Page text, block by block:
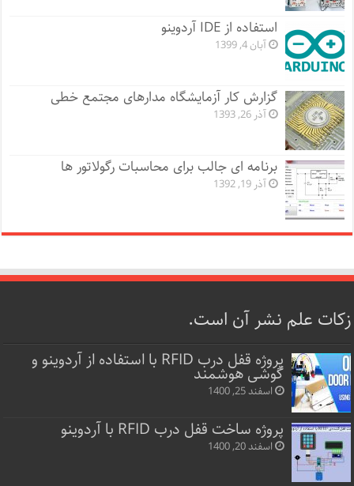
استفاده از IDE آردوینو
آبان 4, 1399
گزارش کار آزمایشگاه مدارهای مجتمع خطی
آذر 26, 1393
برنامه ای جالب برای محاسبات رگولاتور ها
آذر 19, 1392
زکات علم نشر آن است.
پروژه قفل‌ درب RFID با استفاده از آردوینو و
گوشی هوشمند
اسفند 25, 1400
پروژه ساخت قفل‌ درب RFID با آردوینو
اسفند 20, 1400